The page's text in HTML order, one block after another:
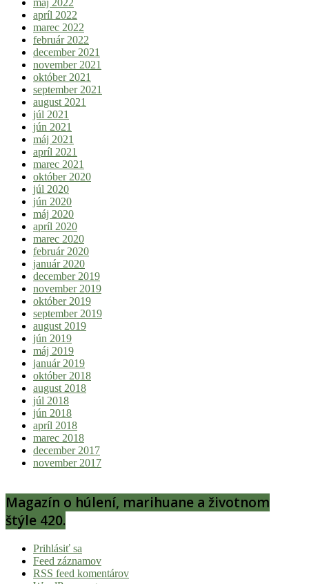
apríl 2022
marec 2022
február 2022
december 2021
november 2021
október 2021
september 2021
august 2021
júl 2021
jún 2021
máj 2021
apríl 2021
marec 2021
október 2020
júl 2020
jún 2020
máj 2020
apríl 2020
marec 2020
február 2020
január 2020
december 2019
november 2019
október 2019
september 2019
august 2019
jún 2019
máj 2019
január 2019
október 2018
august 2018
júl 2018
jún 2018
apríl 2018
marec 2018
december 2017
november 2017
Magazín o húlení, marihuane a životnom
štýle 420.
Prihlásiť sa
Feed záznamov
RSS feed komentárov